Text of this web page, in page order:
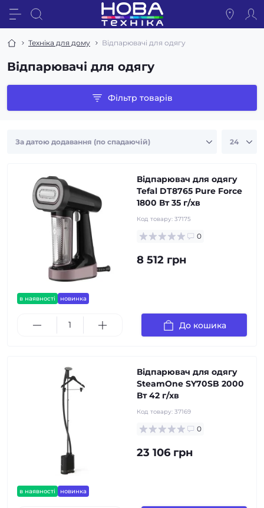
Техніка для дому Відпарювачі для одягу
Відпарювачі для одягу
Фільтр товарів
в наявності новинка
Відпарювач для одягу
Tefal DT8765 Pure Force
1800 Вт 35 г/хв
Код товару: 37175
0
8 512 грн
До кошика
в наявності новинка
Відпарювач для одягу
SteamOne SY70SB 2000
Вт 42 г/хв
Код товару: 37169
0
23 106 грн